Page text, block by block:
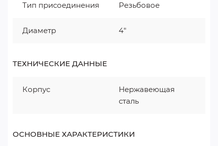
Тип присоединения Резьбовое
Диаметр 4"
ТЕХНИЧЕСКИЕ ДАННЫЕ
Корпус
Нержавеющая
сталь
ОСНОВНЫЕ ХАРАКТЕРИСТИКИ